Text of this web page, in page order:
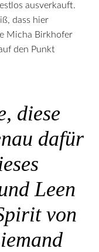
ausverkauft.
dass hier
Micha Birkhofer
den Punkt
diese
dafür
Leen
von